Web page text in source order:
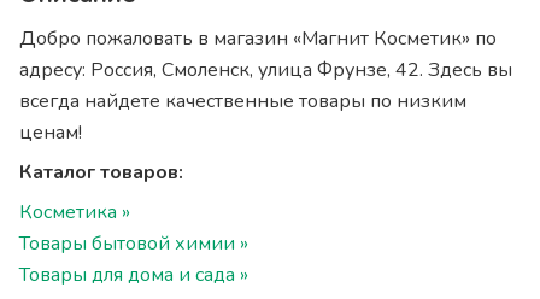
Добро пожаловать в магазин «Магнит Косметик» по
адресу: Россия, Смоленск, улица Фрунзе, 42. Здесь вы
всегда найдете качественные товары по низким
ценам!
Каталог товаров:
Косметика »
Товары бытовой химии »
Товары для дома и сада »